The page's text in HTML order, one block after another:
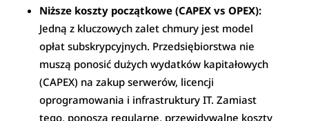
Niższe koszty początkowe (CAPEX vs OPEX):
Jedną z kluczowych zalet chmury jest model
opłat subskrypcyjnych. Przedsiębiorstwa nie
muszą ponosić dużych wydatków kapitałowych
(CAPEX) na zakup serwerów, licencji
oprogramowania i infrastruktury IT. Zamiast
tego, ponoszą regularne, przewidywalne koszty